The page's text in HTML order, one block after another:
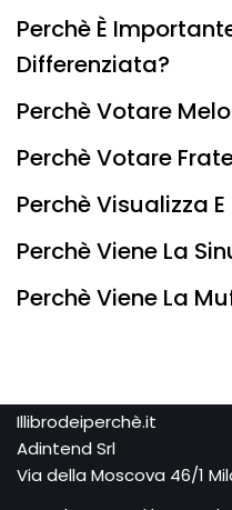
Perchè È
Differenziata?
Perchè Votare
Perchè Votare
Perchè Visualizza
Perchè Viene La
Perchè Viene La
Illibrodeiperchè.it
Adintend Srl
Via della Moscova 46/1